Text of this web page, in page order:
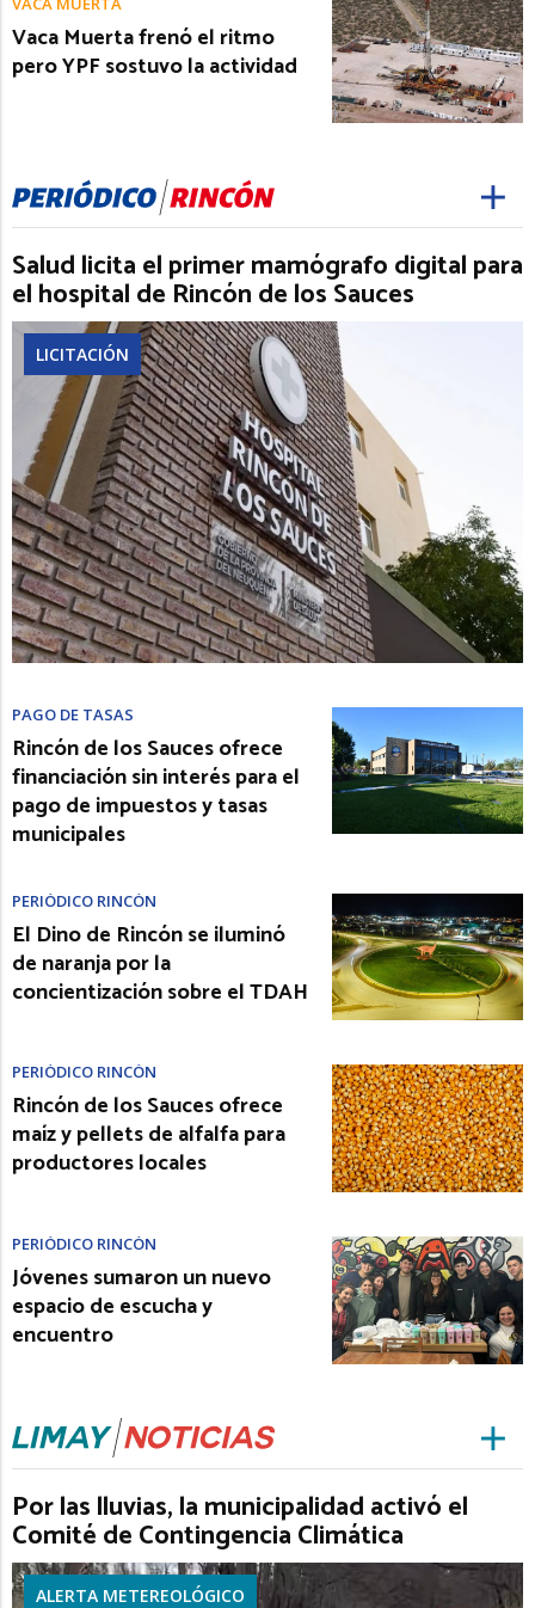
Vaca Muerta frenó el ritmo
pero YPF sostuvo la actividad
Salud licita el primer mamógrafo digital para
el hospital de Rincón de los Sauces
LICITACIÓN
PAGO DE TASAS
Rincón de los Sauces ofrece
financiación sin interés para el
pago de impuestos y tasas
municipales
PERIÓDICO RINCÓN
El Dino de Rincón se iluminó
de naranja por la
concientización sobre el TDAH
PERIÓDICO RINCÓN
Rincón de los Sauces ofrece
maíz y pellets de alfalfa para
productores locales
PERIÓDICO RINCÓN
Jóvenes sumaron un nuevo
espacio de escucha y
encuentro
Por las lluvias, la municipalidad activó el
Comité de Contingencia Climática
ALERTA METEREOLÓGICO